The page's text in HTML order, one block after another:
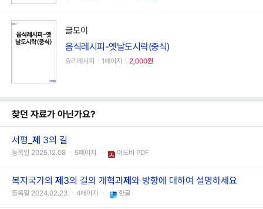
글모이
음식레시피-옛날도시락(중식)
요리레시피ㆍ1페이지ㆍ 2,000원
찾던 자료가 아닌가요?
서평_ 제 3의 길
등록일 2025.12.08 ㆍ5페이지 ㆍ 어도비 PDF
복지국가의 제 3의 길의 개혁과제 와 방향에 대하여 설명하세요
등록일 2024.02.23 ㆍ4페이지 ㆍ 한글